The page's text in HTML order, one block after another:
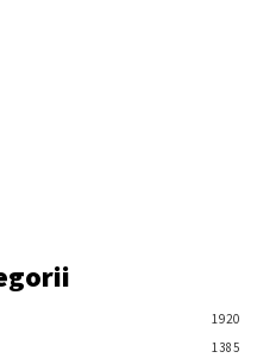
1920
1385